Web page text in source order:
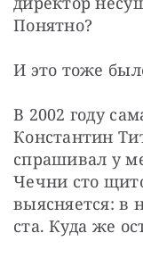
Понятно?
И это тоже
В 2002 году
Константин
спрашивал у
Чечни сто
выясняется: в
ста. Куда же